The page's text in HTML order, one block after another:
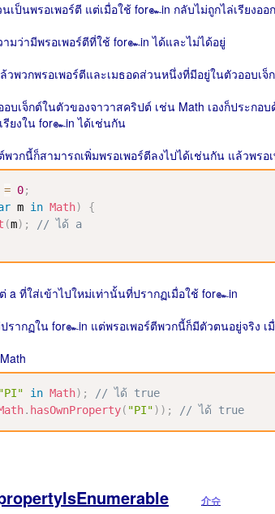
เป็นพรอเพอร์ตี แต่เมื่อใช้ for๛in กลับไม่ถูกไล่เรียงออ
มว่ามีพรอเพอร์ตีที่ใช้ for๛in ได้และไม่ได้อยู่
วพวกพรอเพอร์ตีและเมธอดส่วนหนึ่งที่มีอยู่ในตัวออบเ
บเจ็กต์ในตัวของจาวาสคริปต์ เช่น Math เองก็ประก
รียงใน for๛in ได้เช่นกัน
พวกนี้ก็สามารถเพิ่มพรอเพอร์ตีลงไปได้เช่นกัน แล้วพร
= 0;
m in Math)
{
(m) ;
// ได้ a
a ที่ใส่เข้าไปใหม่เท่านั้นที่ปรากฏเมื่อใช้ for๛in
รากฏใน for๛in แต่พรอเพอร์ตีพวกนี้ก็มีตัวตนอยู่จริง เ
"PI" in Math) ;
// ได้ true
. hasOwnProperty( "PI") ) ; // ได้ true
介슈